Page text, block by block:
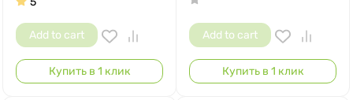
Add to cart
Купить в 1 клик
Add to cart
Купить в 1 клик